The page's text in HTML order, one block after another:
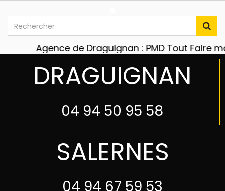
Agence de Draguignan : PMD Tout Faire
DRAGUIGNAN
04 94 50 95 58
SALERNES
04 94 67 59 53